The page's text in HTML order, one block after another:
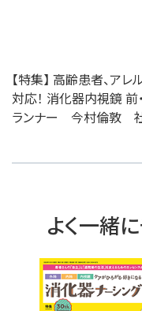
【特集】 高齢患者、ア
対応！ 消化器内視鏡 前
ランナー 今村倫敦
よく一緒